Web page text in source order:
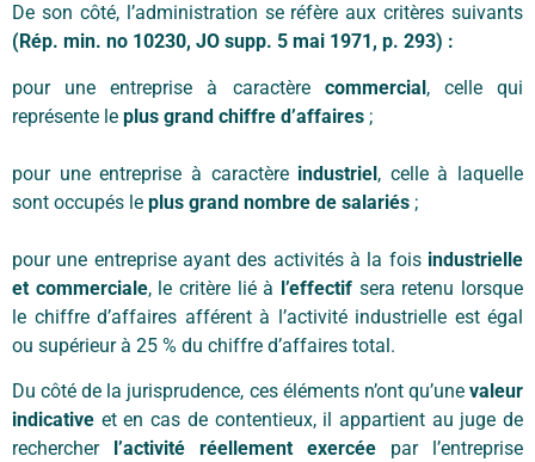
De son côté, l’administration se réfère aux critères suivants
(Rép. min. no 10230, JO supp. 5 mai 1971, p. 293) :
pour une entreprise à caractère commercial, celle qui
représente le plus grand chiffre d’affaires ;
pour une entreprise à caractère industriel, celle à laquelle
sont occupés le plus grand nombre de salariés ;
pour une entreprise ayant des activités à la fois industrielle
et commerciale, le critère lié à l’effectif sera retenu lorsque
le chiffre d’affaires afférent à l’activité industrielle est égal
ou supérieur à 25 % du chiffre d’affaires total.
Du côté de la jurisprudence, ces éléments n’ont qu’une valeur
indicative et en cas de contentieux, il appartient au juge de
rechercher l’activité réellement exercée par l’entreprise